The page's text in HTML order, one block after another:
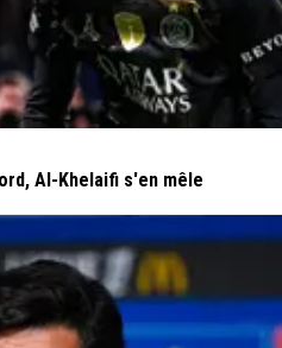
Al-Khelaifi s'en mêle